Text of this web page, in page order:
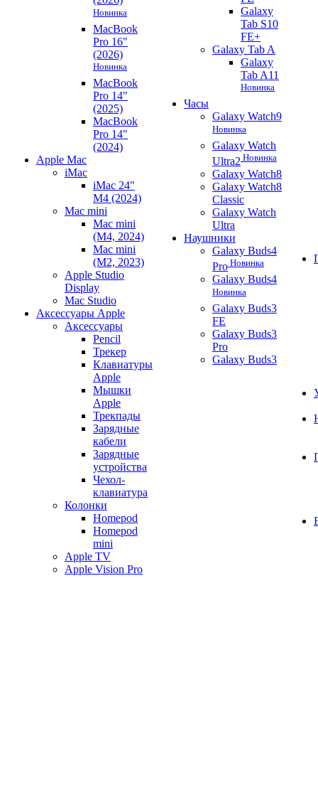
Новинка
MacBook
Pro 16"
(2026)
Новинка
MacBook
Pro 14"
(2025)
MacBook
Pro 14"
(2024)
Apple Mac
iMac
iMac 24"
M4 (2024)
Mac mini
Mac mini
(M4, 2024)
Mac mini
(M2, 2023)
Apple Studio
Display
Mac Studio
Аксессуары Apple
Аксессуары
Pencil
Трекер
Клавиатуры
Apple
Мышки
Apple
Трекпады
Зарядные
кабели
Зарядные
устройства
Чехол-
клавиатура
Колонки
Homepod
Homepod
mini
Apple TV
Apple Vision Pro
Galaxy
Tab S10
FE+
Galaxy Tab A
Galaxy
Tab A11
Новинка
Часы
Galaxy Watch9
Новинка
Galaxy Watch
Ultra2 Новинка
Galaxy Watch8
Galaxy Watch8
Classic
Galaxy Watch
Ultra
Наушники
Galaxy Buds4
Pro Новинка
Galaxy Buds4
Новинка
Galaxy Buds3
FE
Galaxy Buds3
Pro
Galaxy Buds3